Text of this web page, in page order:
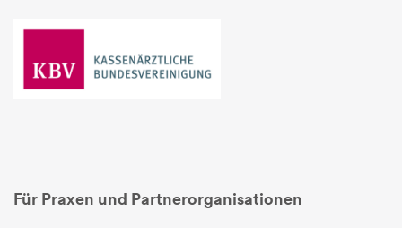
Für Praxen und Partnerorganisationen